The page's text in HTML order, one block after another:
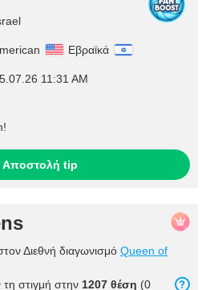
Εβραϊκά
11:31 AM
Αποστολή tip
Διεθνή διαγωνισμό Queen of
τη στιγμή στην 1207 θέση (0